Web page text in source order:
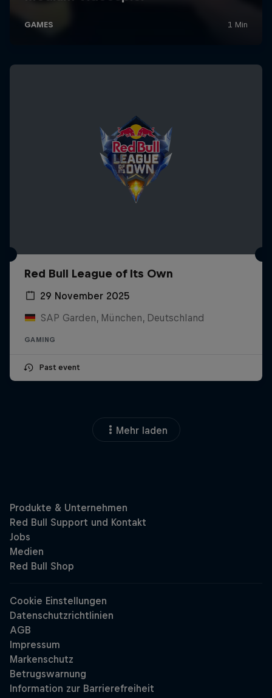
Red Bull League of Its Own
29 November 2025
SAP Garden, München, Deutschland
GAMING
Past event
Mehr laden